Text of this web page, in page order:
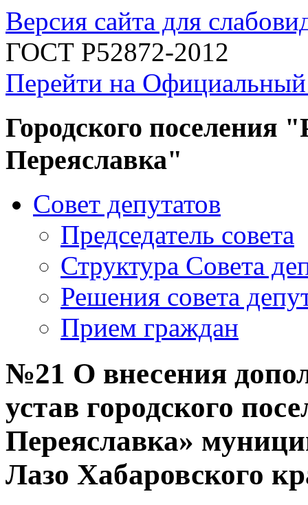
Версия сайта для
ГОСТ Р52872-2012
Перейти на
Городского поселения
Переяславка"
Совет депутатов
Председатель совета
Структура Совета
Решения совета
Прием граждан
№21 О внесения
устав городского
Переяславка»
Лазо Хабаровского